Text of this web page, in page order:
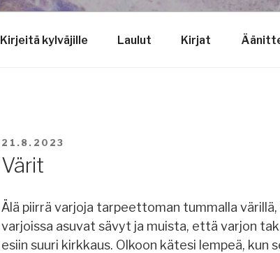
Kirjeitä kylväjille Laulut Kirjat
JULKAISTU
21.8.2023
Värit
Älä piirrä varjoja tarpeettoman tummalla värillä,
varjoissa asuvat sävyt ja muista, että varjon
esiin suuri kirkkaus. Olkoon kätesi lempeä, kun